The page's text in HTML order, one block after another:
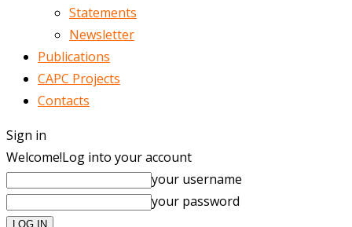
Statements
Newsletter
Publications
CAPC Projects
Contacts
Sign in
Welcome!Log into your account
your username
your password